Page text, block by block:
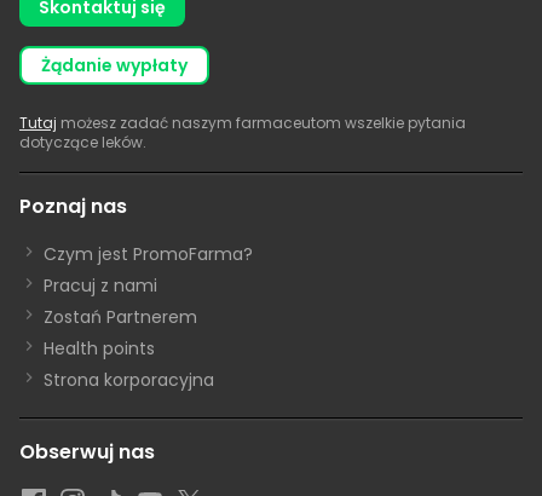
Skontaktuj się
żądanie wypłaty
Tutaj możesz zadać naszym farmaceutom wszelkie pytania
dotyczące leków.
Poznaj nas
Czym jest PromoFarma?
Pracuj z nami
Zostań Partnerem
Health points
Strona korporacyjna
Obserwuj nas